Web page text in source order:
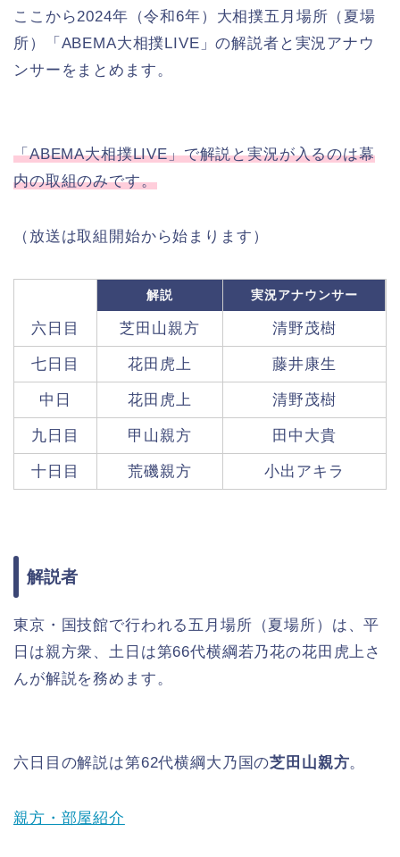
ここから2024年（令和6年）大相撲五月場所（夏場
所）「ABEMA大相撲LIVE」の解説者と実況アナウ
ンサーをまとめます。
「ABEMA大相撲LIVE」で解説と実況が入るのは幕
内の取組のみです。
（放送は取組開始から始まります）
解説 実況アナウンサー
六日目 芝田山親方 清野茂樹
七日目 花田虎上 藤井康生
中日 花田虎上 清野茂樹
九日目 甲山親方 田中大貴
十日目 荒磯親方 小出アキラ
解説者
東京・国技館で行われる五月場所（夏場所）は、平
日は親方衆、土日は第66代横綱若乃花の花田虎上さ
んが解説を務めます。
六日目の解説は第62代横綱大乃国の芝田山親方。
親方・部屋紹介